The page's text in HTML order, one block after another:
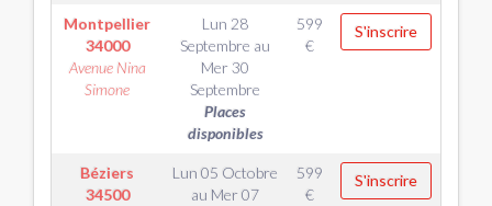
Montpellier
34000
Avenue Nina
Simone
Lun 28
Septembre au
Mer 30
Septembre
Places
disponibles
599
€
S'inscrire
Béziers
34500
Lun 05 Octobre
au Mer 07
599
€
S'inscrire